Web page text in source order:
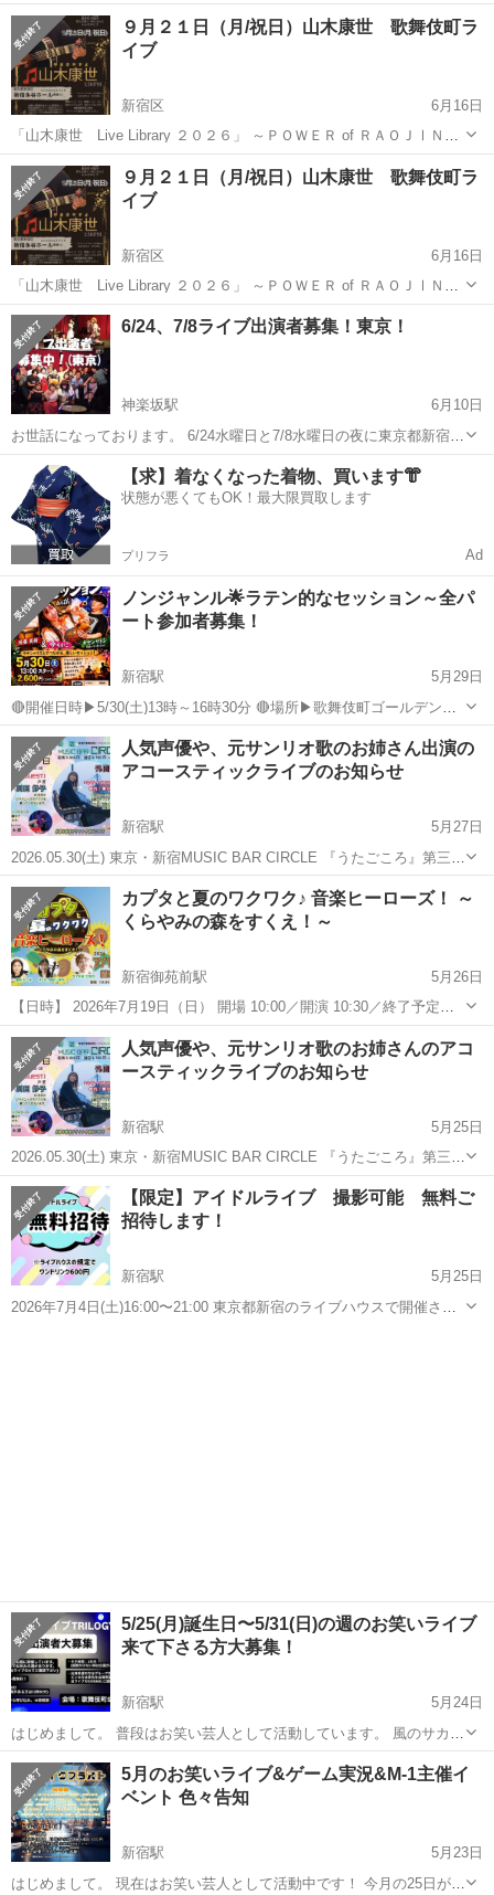
けるお店として、地元の方に大変喜ばれております。 今回、元T-
SQUAREの河野啓三(key)さんをお迎えし、世界的ドラマー安齋拓磨さ
んも一緒に、...
東京 新宿区 中井駅 コンサート/ショー LIVE
９月２１日（月/祝日）山木康世 歌舞伎町ラ
イブ
新宿区
6月16日
「山木康世 Live Library ２０２６」 ～ＰＯＷＥＲ of ＲＡＯＪⅠＮ
秋の陣～ 会場＝新宿永谷ホール(新宿Fu-) 新宿区歌舞伎町２-４５-５新
宿永谷ビル１F JR新宿駅から徒歩７分／西武新宿駅...
東京 新宿区 コンサート/ショー 山木康世
９月２１日（月/祝日）山木康世 歌舞伎町ラ
イブ
新宿区
6月16日
「山木康世 Live Library ２０２６」 ～ＰＯＷＥＲ of ＲＡＯＪⅠＮ
秋の陣～ 会場＝新宿永谷ホール(新宿Fu-) 新宿区歌舞伎町２-４５-５新
宿永谷ビル１F JR新宿駅から徒歩７分／西武新宿駅北口...
東京 新宿区 コンサート/ショー 山木康世
6/24、7/8ライブ出演者募集！東京！
神楽坂駅
6月10日
お世話になっております。 6/24水曜日と7/8水曜日の夜に東京都新宿区
神楽坂のライブハウスにてライブを開催いたします。 只今、出演者を
募集しております。 和気あいあいあといつも楽しくライブをやってお
り...
東京 神楽坂駅 コンサート/ショー ライブ
【求】着なくなった着物、買います👘
状態が悪くてもOK！最大限買取します
プリフラ Ad
ノンジャンル🌟ラテン的なセッション～全パ
ート参加者募集！
新宿駅
5月29日
🔴開催日時▶︎5/30(土)13時～16時30分 🔴場所▶︎歌舞伎町ゴールデンエ
ッグ https://g-egg.info/ 🔴チャージ▶︎2600円(1drink付) 生誕50年第2章
としてセッションを開催します。...
東京 新宿区 新宿駅 コンサート/ショー ラテン
人気声優や、元サンリオ歌のお姉さん出演の
アコースティックライブのお知らせ
新宿駅
5月27日
2026.05.30(土) 東京・新宿MUSIC BAR CIRCLE 『うたごころ』第三話
【出演】 ◆外岡奈麻 (サンリオ『キティズパラダイス』初代・歌のお
姉さん) [GUEST] ◆川田妙子（声優...
東京 新宿区 新宿駅 コンサート/ショー
カプタと夏のワクワク♪ 音楽ヒーローズ！ ～
くらやみの森をすくえ！～
新宿御苑前駅
5月26日
【日時】 2026年7月19日（日） 開場 10:00／開演 10:30／終了予定
11:30 【会場】 四谷区民ホール（東京都新宿区内藤町87） ※東京メト
ロ丸ノ内線「新宿御苑前駅」2番出口より徒歩約5分 ...
東京 新宿区 新宿御苑前駅 コンサート/ショー
人気声優や、元サンリオ歌のお姉さんのアコ
ースティックライブのお知らせ
新宿駅
5月25日
2026.05.30(土) 東京・新宿MUSIC BAR CIRCLE 『うたごころ』第三話
【出演】 ◆外岡奈麻 (サンリオ『キティズパラダイス』初代・歌のお
姉さん) [GUEST] ◆川田妙子（声優...
東京 新宿区 新宿駅 コンサート/ショー サンリオ
【限定】アイドルライブ 撮影可能 無料ご
招待します！
新宿駅
5月25日
2026年7月4日(土)16:00〜21:00 東京都新宿のライブハウスで開催され
5/25(月)誕生日〜5/31(日)の週のお笑いライブ
来て下さる方大募集！
新宿駅
5月24日
はじめまして。 普段はお笑い芸人として活動しています。 風のサカナ
というコンビだけ写真画像あります。 (画像5枚目) ピンだったりユニ
ットもあります！ 5月25日の週が誕生日のため 色々お笑いライブやお
笑いイベントありま...
東京 新宿区 新宿駅 コンサート/ショー お笑いライブ
5月のお笑いライブ&ゲーム実況&M-1主催イ
ベント 色々告知
新宿駅
5月23日
はじめまして。 現在はお笑い芸人として活動中です！ 今月の25日が誕